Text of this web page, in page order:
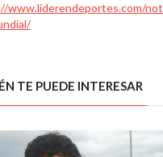
www.liderendeportes.com/
TE PUEDE INTERESAR